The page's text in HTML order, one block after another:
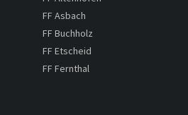
FF Asbach
FF Buchholz
FF Etscheid
FF Fernthal